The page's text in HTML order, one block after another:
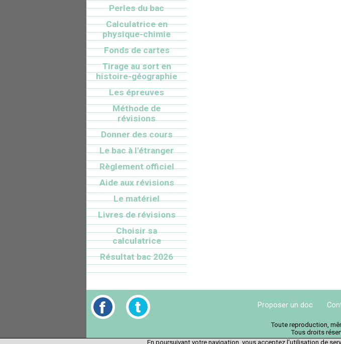
Perles du bac
Calculatrice en
physique-chimie
Fonds de cartes
Tirage au sort en
histoire-géographie
Les épreuves
Méthode de
révisions
Donner des cours
Le bac à l'étranger
Règlement officiel
Aide aux révisions
Le matériel
Livres de révisions
Choisir sa
calculatrice
Résultat bac 2026
Proposer un doc
Toute reproduction,
Tous droits
En poursuivant votre navigation, vous acceptez l'utilisation de